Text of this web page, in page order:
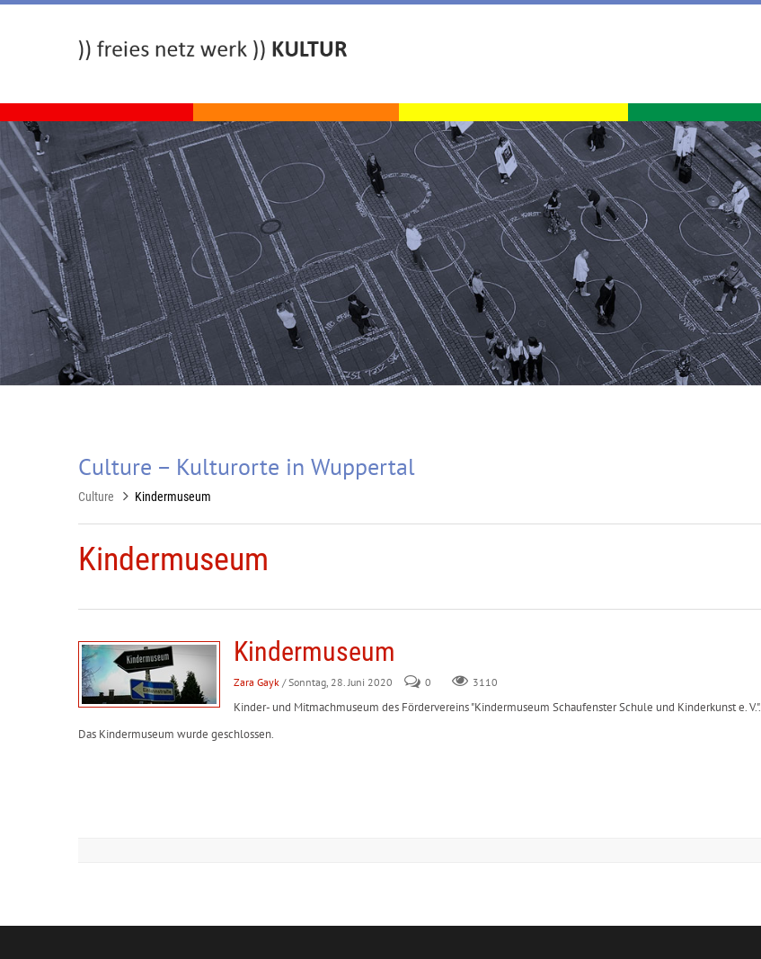
Culture – Kulturorte in Wuppertal
Culture Kindermuseum
Kindermuseum
Kindermuseum
Zara Gayk / Sonntag, 28. Juni 2020 0 3110
Kinder- und Mitmachmuseum des Fördervereins "Kindermuseum Schaufenster Schule und Kinderkunst e. V.".
Das Kindermuseum wurde geschlossen.